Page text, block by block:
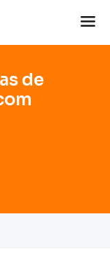
de
activewear